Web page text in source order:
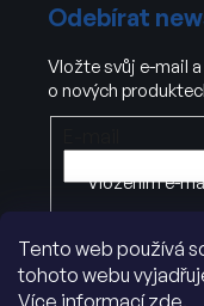
Tento web používá
tohoto webu
Více informacízde
Odebírat
Vložte svůj e-mail
o nových
Vložením e-
ochrany
PŘIHLÁSIT